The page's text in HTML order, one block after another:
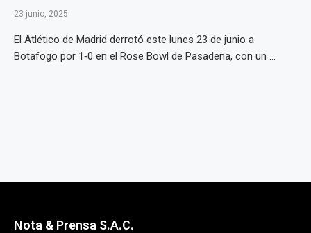
23 junio, 2025
El Atlético de Madrid derrotó este lunes 23 de junio a
Botafogo por 1‑0 en el Rose Bowl de Pasadena, con un ...
Nota & Prensa S.A.C.